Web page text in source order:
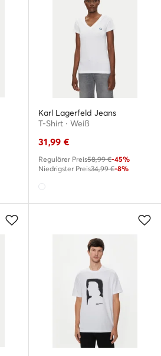
Karl Lagerfeld Jeans
T-Shirt · Weiß
31,99 €
Regulärer Preis58,99 €-45%
Niedrigster Preis34,99 €-8%